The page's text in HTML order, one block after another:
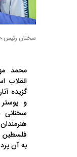
سخنان رئیس
محمد
انقلاب
گزیده
و
سخنانی
فلسطین
به آن